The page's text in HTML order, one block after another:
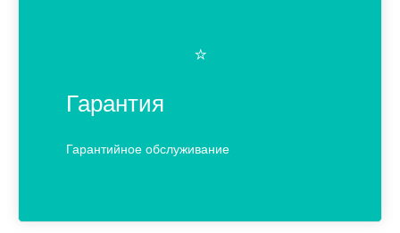
⭐️
Гарантия
Гарантийное обслуживание